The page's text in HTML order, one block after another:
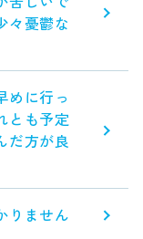
々憂鬱な
めに行っ
とも予定
だ方が良
りません